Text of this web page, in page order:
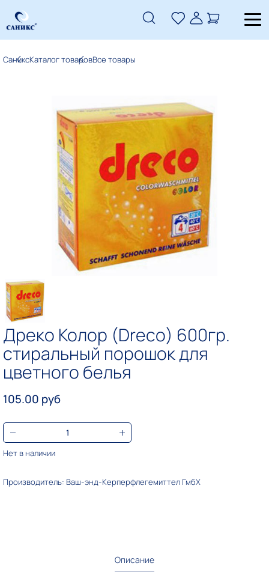
СаниксКаталог товаровВсе товары
Дреко Колор (Dreco) 600гр.
стиральный порошок для
цветного белья
105.00 руб
Нет в наличии
Производитель: Ваш-энд-Керперфлегемиттел ГмбХ
Описание